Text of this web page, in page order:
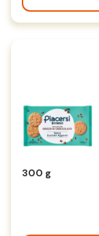
300 g